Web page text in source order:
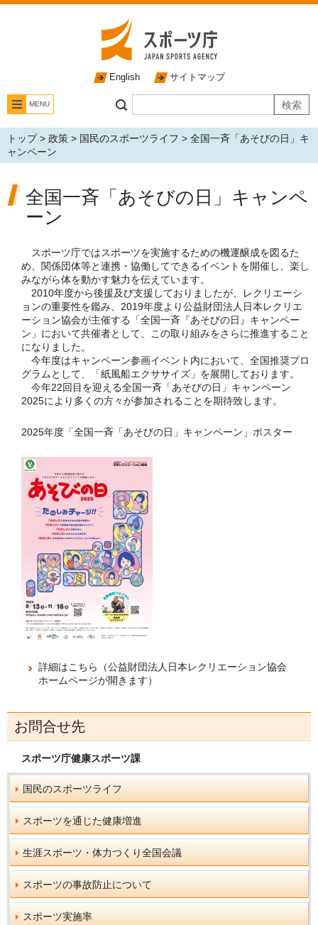
English サイトマップ
MENU
トップ> 政策 > 国民のスポーツライフ > 全国一斉「あそびの日」キ
ャンペーン
全国一斉「あそびの日」キャンペ
ーン
スポーツ庁ではスポーツを実施するための機運醸成を図るた
め、関係団体等と連携・協働してできるイベントを開催し、楽し
みながら体を動かす魅力を伝えています。
2010年度から後援及び支援しておりましたが、レクリエーシ
ョンの重要性を鑑み、2019年度より公益財団法人日本レクリエ
ーション協会が主催する「全国一斉『あそびの日』キャンペー
ン」において共催者として、この取り組みをさらに推進すること
になりました。
今年度はキャンペーン参画イベント内において、全国推奨プロ
グラムとして、「紙風船エクササイズ」を展開しております。
今年22回目を迎える全国一斉「あそびの日」キャンペーン
2025により多くの方々が参加されることを期待致します。
2025年度「全国一斉「あそびの日」キャンペーン」ポスター
詳細はこちら（公益財団法人日本レクリエーション協会
ホームページが開きます）
お問合せ先
スポーツ庁健康スポーツ課
国民のスポーツライフ
スポーツを通じた健康増進
生涯スポーツ・体力つくり全国会議
スポーツの事故防止について
スポーツ実施率